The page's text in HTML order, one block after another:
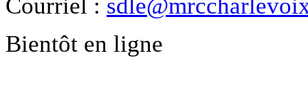
Courriel :
Bientôt en ligne